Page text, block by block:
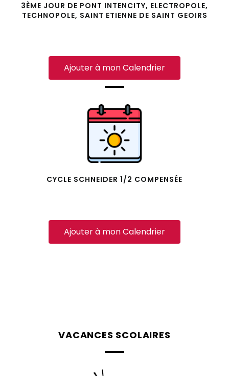
3ÈME JOUR DE PONT INTENCITY, ELECTROPOLE,
TECHNOPOLE, SAINT ETIENNE DE SAINT GEOIRS
Ajouter à mon Calendrier
CYCLE SCHNEIDER 1/2 COMPENSÉE
Ajouter à mon Calendrier
VACANCES SCOLAIRES